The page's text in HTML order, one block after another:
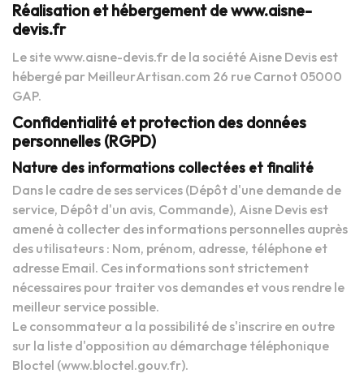
Réalisation et hébergement de www.aisne-
devis.fr
Le site www.aisne-devis.fr de la société Aisne Devis est
hébergé par MeilleurArtisan.com 26 rue Carnot 05000
GAP.
Confidentialité et protection des données
personnelles (RGPD)
Nature des informations collectées et finalité
Dans le cadre de ses services (Dépôt d'une demande de
service, Dépôt d'un avis, Commande), Aisne Devis est
amené à collecter des informations personnelles auprès
des utilisateurs : Nom, prénom, adresse, téléphone et
adresse Email. Ces informations sont strictement
nécessaires pour traiter vos demandes et vous rendre le
meilleur service possible.
Le consommateur a la possibilité de s'inscrire en outre
sur la liste d'opposition au démarchage téléphonique
Bloctel (www.bloctel.gouv.fr).